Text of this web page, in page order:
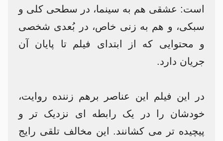
است: عشقی هم به سینما، در سطحی کلی و
سبکی، و هم به زنی خاص، در بُعدی شخصی
و محتوایی که از ابتدای فیلم تا پایان آن
جریان دارد.
در این فیلم این عناصر برهم زننده روایت،
خودشان را در یک رابطه ای نزدیک تر و
پیچیده تر می کشانند. این مخالف تلقی رایج